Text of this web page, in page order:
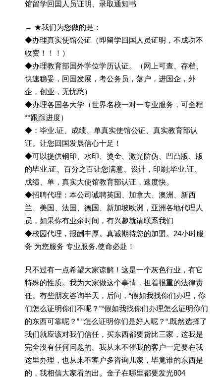
馆留学回囯人员证明、录取通知书
→ ★我们为您做的是：
◆办理真实使馆公证（即留学回国人员证明，不成功不
收费！！！）
◆办理教育部国外学位学历认证。（网上可查、存档、
快速稳妥，回国发展，考公务员，落户，进国企，外
企，创业，无忧愁）
◆办理各国各大学（世界名校一对一专业服务，可全程
**跟踪进度）
◆：毕业.证、成绩、单真实使馆公证、真实教育部认
证。让您回国发展信心十足！
◆可以提供钢印、水印、烫金、激光防伪、凹凸版、版
的毕业.证、百分之百让您满意、设计，印刷;毕业.证、
成绩、单，真实大使馆教育部认证，速度快。
◆招聘代理：本公司诚聘英国、加拿大、澳洲、新西
兰、美国、法国、德国、新加坡欧洲，亚洲各地代理人
员，如果你有业余时间，有兴趣就请联系我们
◆校园代理，报酬丰厚。真诚期待您的加盟。24小时服
务 为您服务 专业服务,使命必赴！
只不过有一点希望大家谅解！这是一个灰色行业，有它
特殊的性质。我为大家做这个事情，担着很重的法律责
任。有些朋友咨询半天，后问，“假如我找你们办理，你
们怎么证明你们不呢？”“假如我找你们办理怎么证明你们
的东西可靠呢？” “怎么证明你们是好人呢？“.既然选择了
我们就应该对我们信任，买东西都要货比三家，这我是
完全没有任何问题的。我从来不催我的客户一定要在我
这里办理，也从来不客户多咨询几家，毕竟谁的东西是
的，我相信大家看的出。金子在哪里都要发光804